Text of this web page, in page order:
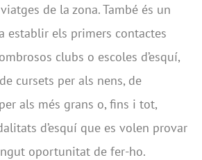
de la zona. També és un
establir els primers contactes
clubs o escoles d’esquí,
cursets per als nens, de
als més grans o, fins i tot,
d’esquí que es volen provar
oportunitat de fer-ho.